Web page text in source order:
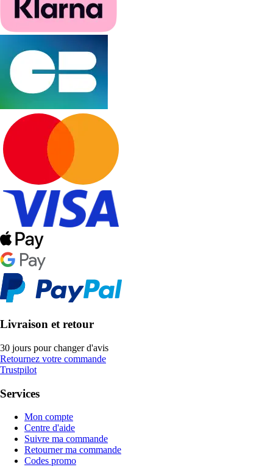
Livraison et retour
30 jours pour changer d'avis
Retournez votre commande
Trustpilot
Services
Mon compte
Centre d'aide
Suivre ma commande
Retourner ma commande
Codes promo